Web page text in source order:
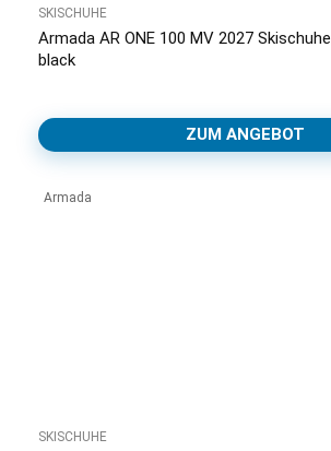
SKISCHUHE
Armada AR ONE 100 MV 2027 Skischuhe
black
ZUM ANGEBOT
Armada
SKISCHUHE